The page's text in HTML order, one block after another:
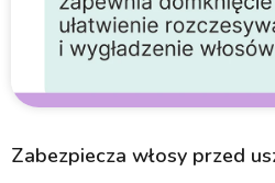
Zabezpiecza włosy przed